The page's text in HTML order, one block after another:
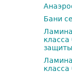
Бани
класса
защиты
класса